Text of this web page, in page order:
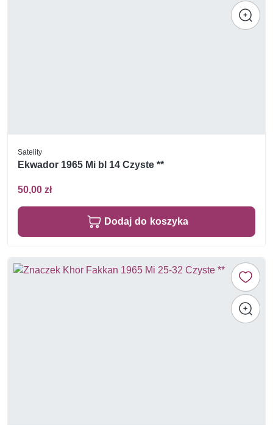
Satelity
Ekwador 1965 Mi bl 14 Czyste **
50,00 zł
Dodaj do koszyka